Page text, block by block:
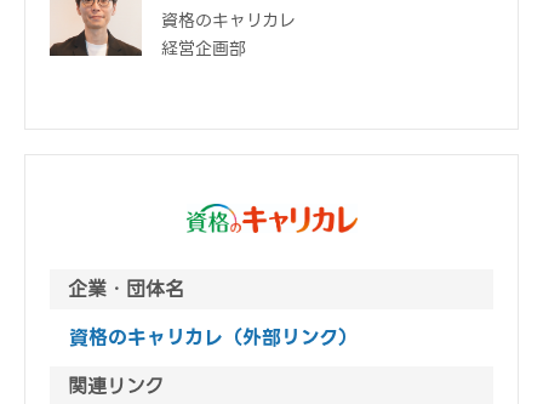
資格のキャリカレ
経営企画部
企業・団体名
資格のキャリカレ（外部リンク）
関連リンク